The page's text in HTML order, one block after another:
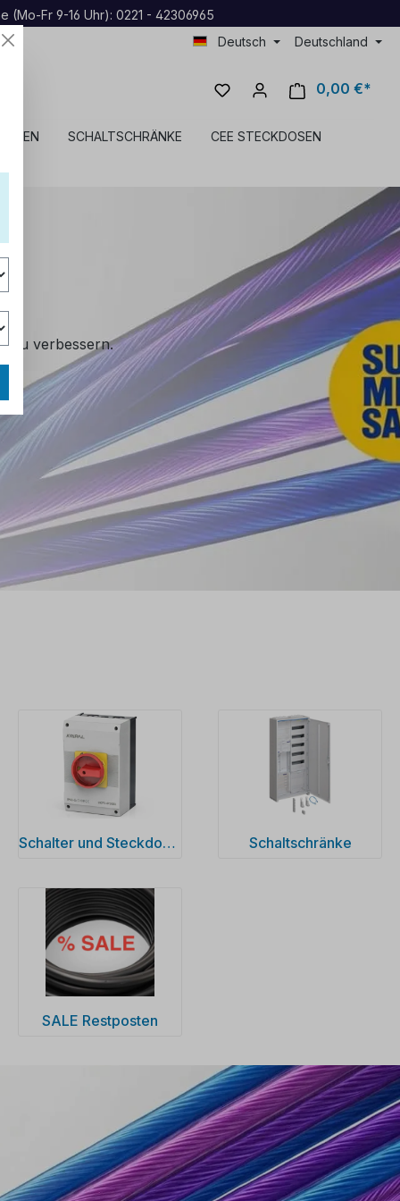
(Mo-Fr 9-16 Uhr): 0221 - 42306965
Deutsch
Deutschland
0,00 €*
SCHALTSCHRÄNKE CEE STECKDOSEN
zu verbessern.
Schalter und Steckdosen Schaltschränke
SALE Restposten